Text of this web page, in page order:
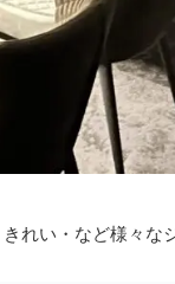
れい・など様々な